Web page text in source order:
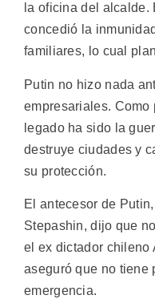
la oficina del alcalde.
concedió la
familiares, lo cual
Putin no hizo nada
empresariales. Como
legado ha sido la
destruye ciudades y
su protección.
El antecesor de
Stepashin, dijo que
el ex dictador chileno
aseguró que no tiene
emergencia.